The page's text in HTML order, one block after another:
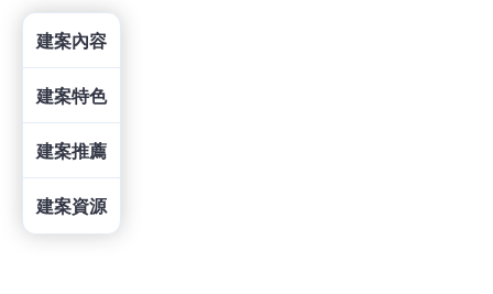
建案內容
建案特色
建案推薦
建案資源